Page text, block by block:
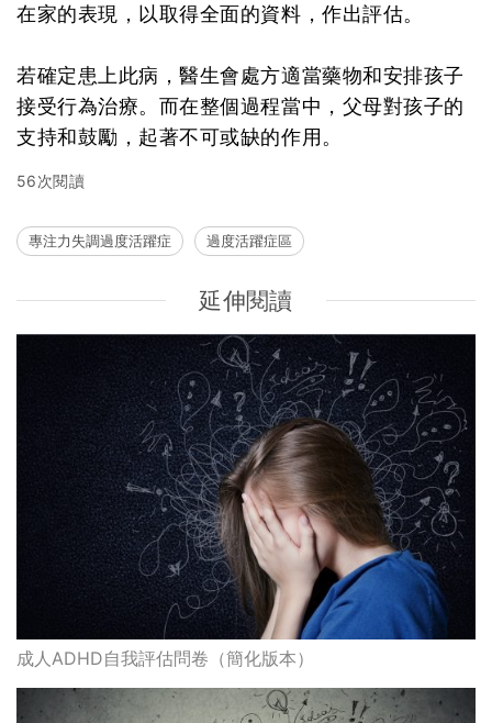
在家的表現，以取得全面的資料，作出評估。
若確定患上此病，醫生會處方適當藥物和安排孩子
接受行為治療。而在整個過程當中，父母對孩子的
支持和鼓勵，起著不可或缺的作用。
56次閱讀
專注力失調過度活躍症 過度活躍症區
延伸閱讀
成人ADHD自我評估問卷（簡化版本）